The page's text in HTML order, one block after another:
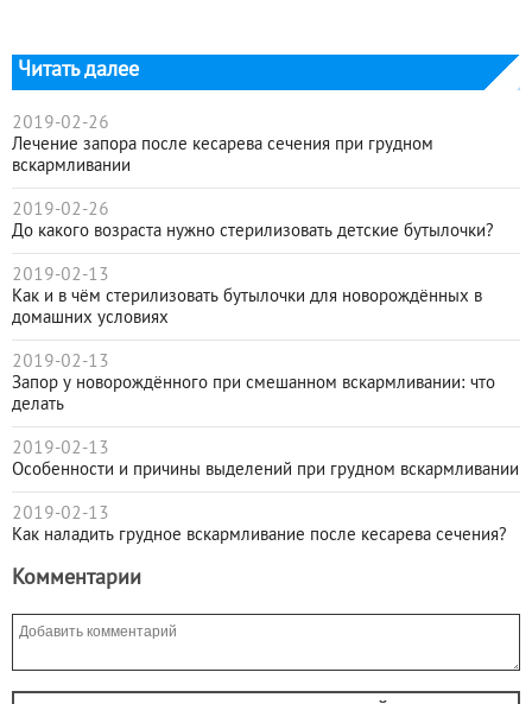
Читать далее
2019-02-26
Лечение запора после кесарева сечения при грудном
вскармливании
2019-02-26
До какого возраста нужно стерилизовать детские бутылочки?
2019-02-13
Как и в чём стерилизовать бутылочки для новорождённых в
домашних условиях
2019-02-13
Запор у новорождённого при смешанном вскармливании: что
делать
2019-02-13
Особенности и причины выделений при грудном вскармливании
2019-02-13
Как наладить грудное вскармливание после кесарева сечения?
Комментарии